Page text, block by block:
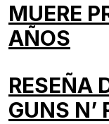
MUERE
AÑOS
RESEÑA
GUNS N’